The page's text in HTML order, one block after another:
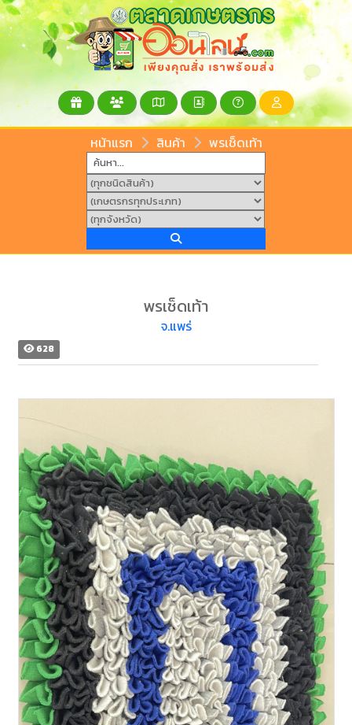
หน้าแรก สินค้า พรเช็ดเท้า
พรเช็ดเท้า
จ.แพร่
628